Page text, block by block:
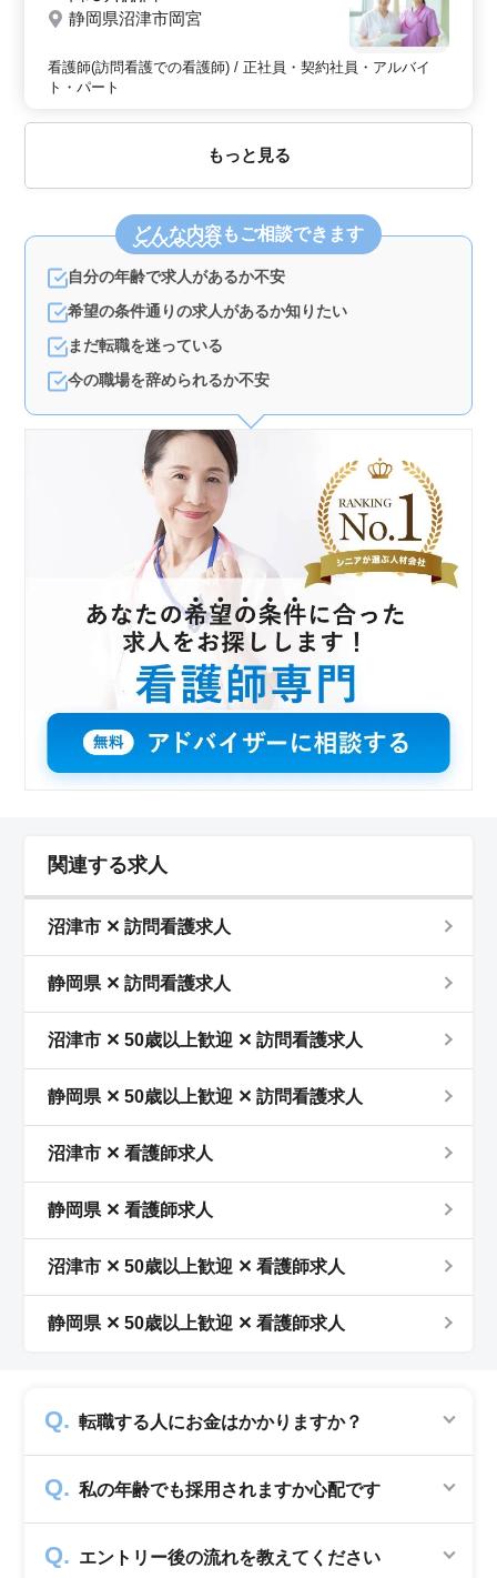
静岡県沼津市岡宮
看護師(訪問看護での看護師) / 正社員・契約社員・アルバイ
ト・パート
もっと見る
どんな内容もご相談できます
自分の年齢で求人があるか不安
希望の条件通りの求人があるか知りたい
まだ転職を迷っている
今の職場を辞められるか不安
関連する求人
沼津市 ✕ 訪問看護求人
静岡県 ✕ 訪問看護求人
沼津市 ✕ 50歳以上歓迎 ✕ 訪問看護求人
静岡県 ✕ 50歳以上歓迎 ✕ 訪問看護求人
沼津市 ✕ 看護師求人
静岡県 ✕ 看護師求人
沼津市 ✕ 50歳以上歓迎 ✕ 看護師求人
静岡県 ✕ 50歳以上歓迎 ✕ 看護師求人
転職する人にお金はかかりますか？
していますので、転職希望者の方からは費用は
一切発生致しません。
私の年齢でも採用されますか心配です
業のみ掲載をしています。60代・70代以上の
エントリー後の流れを教えてください